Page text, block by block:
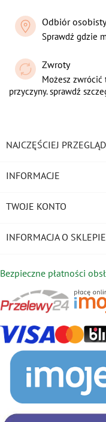
Odbiór osobisty
Sprawdź gdzie
Zwroty
Możesz
przyczyny. sprawdź
NAJCZĘŚCIEJ
INFORMACJE
TWOJE KONTO
INFORMACJA O SKLEPIE
Bezpieczne płatności